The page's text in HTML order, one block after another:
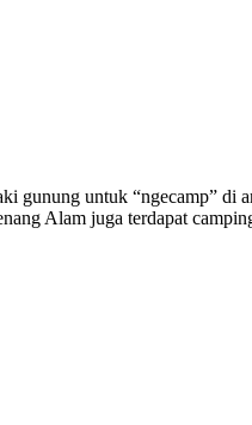
gunung untuk “ngecamp”
Alam juga terdapat